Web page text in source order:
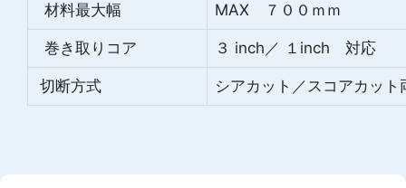
材料最大幅 MAX ７００ｍｍ
巻き取りコア ３ inch／ １inch 対応
切断方式 シアカット／スコアカッ